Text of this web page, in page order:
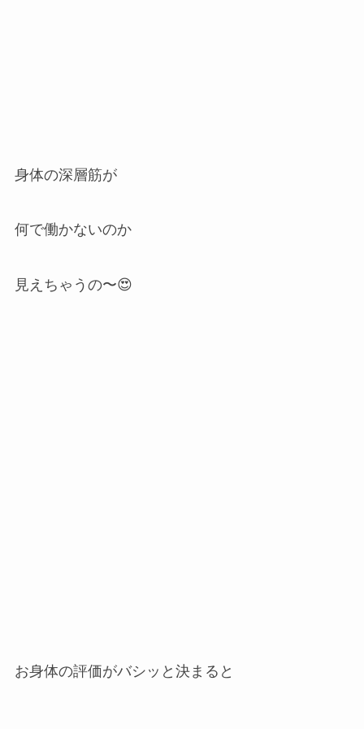
身体の深層筋が
何で働かないのか
見えちゃうの〜😍
お身体の評価がバシッと決まると